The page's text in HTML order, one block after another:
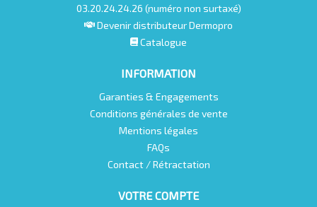
03.20.24.24.26 (numéro non surtaxé)
Devenir distributeur Dermopro
Catalogue
INFORMATION
Garanties & Engagements
Conditions générales de vente
Mentions légales
FAQs
Contact / Rétractation
VOTRE COMPTE